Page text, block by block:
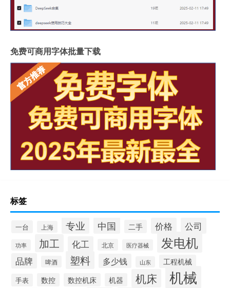
免费可商用字体批量下载
标签
一台 上海 专业 中国 二手 价格 公司
功率 加工 化工 北京 医疗器械 发电机
品牌 啤酒 塑料 多少钱 山东 工程机械
手表 数控 数控机床 机器 机床 机械